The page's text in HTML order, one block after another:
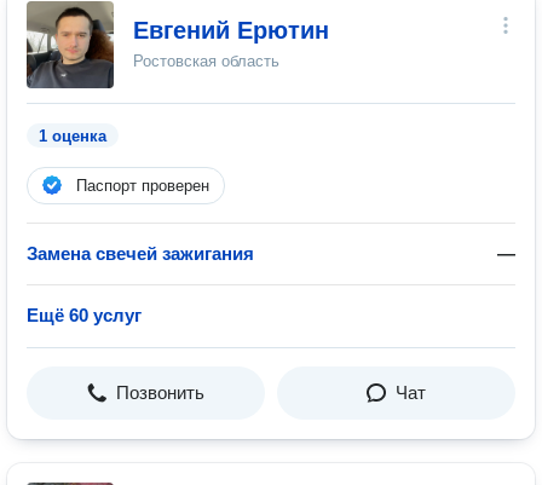
Евгений Ерютин
Ростовская область
1 оценка
Паспорт проверен
Замена свечей зажигания —
Ещё 60 услуг
Позвонить Чат